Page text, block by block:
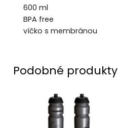
600 ml
BPA free
víčko s membránou
Podobné produkty